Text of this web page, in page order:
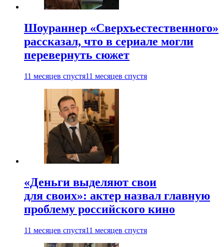
Шоураннер «Сверхъестественного»
рассказал, что в сериале могли
перевернуть сюжет
11 месяцев спустя11 месяцев спустя
«Деньги выделяют свои
для своих»: актер назвал главную
проблему российского кино
11 месяцев спустя11 месяцев спустя